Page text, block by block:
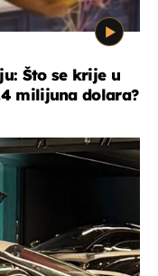
Što se krije u
milijuna dolara?